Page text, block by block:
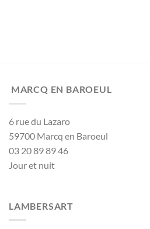
MARCQ EN BAROEUL
6 rue du Lazaro
59700 Marcq en Baroeul
03 20 89 89 46
Jour et nuit
LAMBERSART